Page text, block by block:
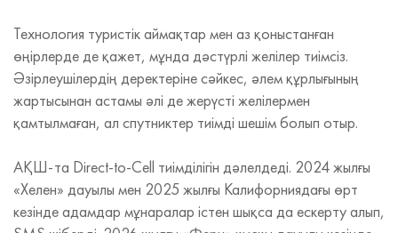
Технология туристік аймақтар мен аз қоныстанған
өңірлерде де қажет, мұнда дәстүрлі желілер тиімсіз.
Әзірлеушілердің деректеріне сәйкес, әлем құрлығының
жартысынан астамы әлі де жерүсті желілермен
қамтылмаған, ал спутниктер тиімді шешім болып отыр.
АҚШ‑та Direct-to-Cell тиімділігін дәлелдеді. 2024 жылғы
«Хелен» дауылы мен 2025 жылғы Калифорниядағы өрт
кезінде адамдар мұнаралар істен шықса да ескерту алып,